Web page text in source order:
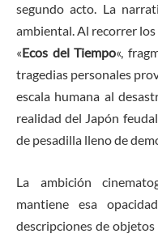
segundo acto. La
ambiental. Al recorrer
«Ecos del Tiempo«,
tragedias personales
escala humana al
realidad del Japón
de pesadilla lleno de
La ambición
mantiene esa
descripciones de